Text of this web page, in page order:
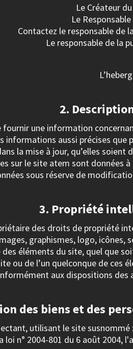
Le Créateur
Le
Contactez le responsable de
Le responsable de la
2.
une information
informations aussi précises que
la mise à jour, qu’elles
sur le site atem sont données
sous réserve de
3. Propriété
des droits de propriété
graphismes, logo,
éléments du site, quel que
ou de l’un quelconque de ces
aux dispositions
des biens et des
utilisant le site
loi n° 2004-801 du 6 août